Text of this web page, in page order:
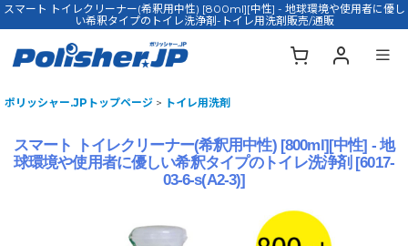
スマート トイレクリーナー(希釈用中性) [800ml][中性] - 地球環境や使用者に優し
い希釈タイプのトイレ洗浄剤-トイレ用洗剤販売/通販
ポリッシャー.JPトップページ > トイレ用洗剤
スマート トイレクリーナー(希釈用中性) [800ml][中性] - 地
球環境や使用者に優しい希釈タイプのトイレ洗浄剤 [6017-
03-6-s(A2-3)]